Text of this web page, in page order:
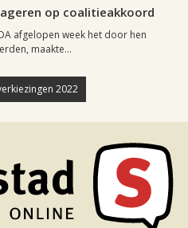
op coalitieakkoord
afgelopen week het door hen
maakte...
2022